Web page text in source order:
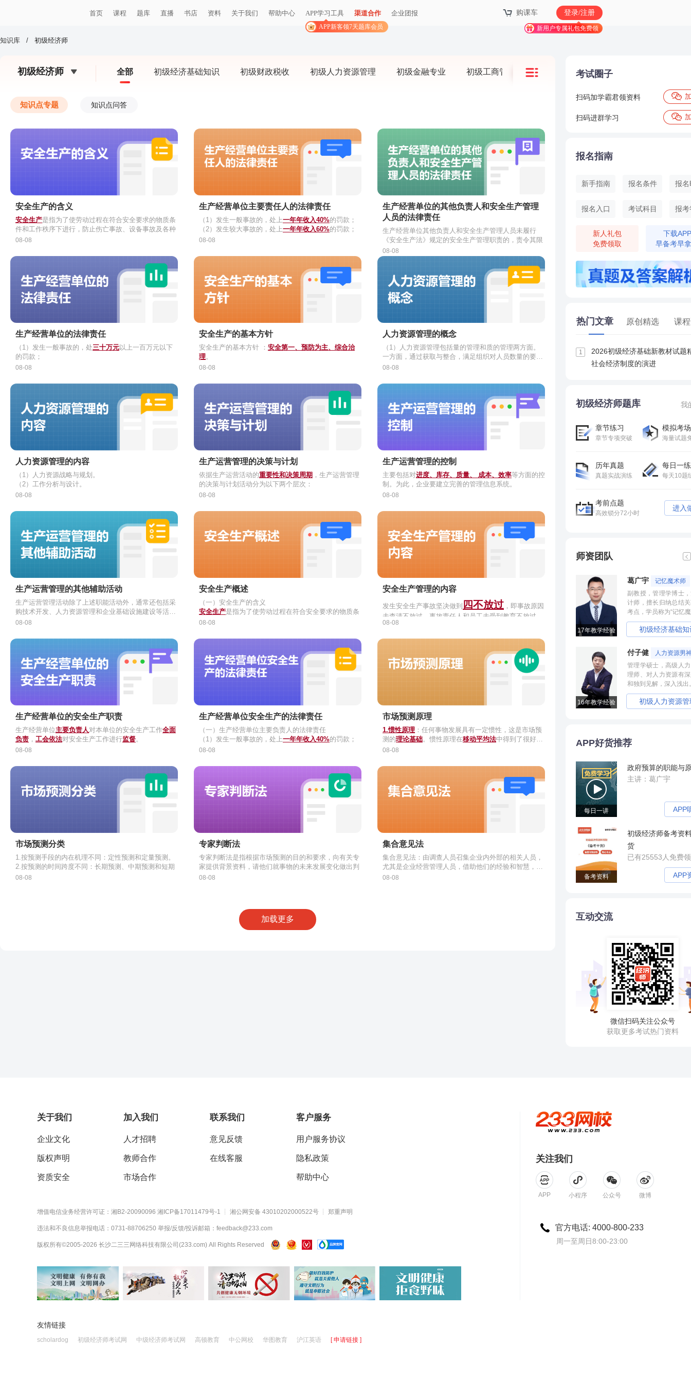
首页 课程 题库 直播 书店 资料 关于我们 帮助中心 APP学习工具
APP新客领7天题库会员
渠道合作 企业团报 购课车 登录/注册
新用户专属礼包免费领
知识库 / 初级经济师
初级经济师 全部 初级经济基础知识 初级财政税收 初级人力资源管理 初级金融专业 初级工商管理
知识点专题 知识点问答
安全生产的含义
安全生产是指为了使劳动过程在符合安全要求的物质条
件和工作秩序下进行，防止伤亡事故、设备事故及各种
灾害的发生，保障劳动者的安全和健康，生产、劳动过
它既包括对劳动者的保护，也包括对生产、财物、环境
08-08
生产经营单位主要责任人的法律责任
（1）发生一般事故的，处上一年年收入40%的罚款；
（2）发生较大事故的，处上一年年收入60%的罚款；
（3）发生重大事故的，处上
款。
08-08
生产经营单位的其他负责人和安全生产管理
人员的法律责任
生产经营单位其他负责人和安全生产管理人员未履行
《安全生产法》规定的安全生产管理职责的，责令其限
期改正，处以
导致发生生产安全事故的，暂停或者吊销其与安全生产
20%以上50%以下的罚
款。
构成犯罪的，依照刑法有关规定追究其刑事责任。
08-08
生产经营单位的法律责任
（1）发生一般事故的，处三十万元以上一百万元以下
的罚款；
（2）发生较大事故的，处
（3）发生重大事故的，处二百万元以上一千万元以下
（4）发生特别重大事故的，处一千万元
以上二千万元
以下的罚款；情节特别严重、影响特别恶劣的，可按照
上述罚款数额的二倍以上五倍以下对其罚款
08-08
安全生产的基本方针
安全生产的基本方针 ： 安全第一、预防为主、综合治
理。
08-08
人力资源管理的概念
（1）人力资源管理包括量的管理和质的管理两方面。
一方面，通过获取与整合，满足组织对人员数量的要
求；另一方面，通过对人的思想、心理和行为进行有效
（2）人力资源管理要做到人事相宜。
励、调控和开发，通过这一过程完成求才、用才、育
才、激才、护才、留才的整个管理过程，这也是人力资
源管理的六大基本任务。
08-08
人力资源管理的内容
（1）人力资源战略与规划。
（2）工作分析与设计。
（3）员工招聘与录用。
（5）绩效管理。
（7）劳动关系管理。
（8）国际人力资源管理。
（9）人力资源研究。
08-08
生产运营管理的决策与计划
依据生产运营活动的重要性和决策周期 ，生产运营管理
的决策与计划活动分为以下两个层次：
第一层次为
定企业产品（服务）决策、厂址选定、长期产能规划、
企业规模、价值链设计、运营模式产品制造方式等。
第二层次为战术层生产运营决策与计划。具体包括运营
流程的设计与改造、设施布置、自制或外包等决策，以
08-08
生产运营管理的控制
主要包括对进度、库存、质量、 成本、效率等方面的控
制。为此，企业要建立完善的管理信息系统。
08-08
生产运营管理的其他辅助活动
生产运营管理活动除了上述职能活动外，通常还包括采
购技术开发、人力资源管理和企业基础设施建设等活
动。
08-08
安全生产概述
（一）安全生产的含义
安全生产是指为了使劳动过程在符合安全要求的物质条
件和工作秩序下进行，防止伤亡事故、设备事故及各种
程的正常进行，而采取的各种措施和从事的一切活动。
生产、财物、环境
的保护。
（二）安全生产的
②长期性：只要生产不停，就不能懈怠安全生产工作。
：运用科学手段、工具去预防、发现和解决安
全生产问题。
④群众性：需发动和依靠群众做工作。
（三）安全生产的基本方针 ：安全第一、预防为主、综
08-08
安全生产管理的内容
发生安全生产事故坚决做到 四不放过，即事故原因
未查清不放过、事故责任人和员工未受到教育不放过、
防范措施未建立不放过、责任人未受到处理不放过。
08-08
生产经营单位的安全生产职责
生产经营单位主要负责人对本单位的安全生产工作全面
负责 ， 工会依法对安全生产工作进行监督。
08-08
生产经营单位安全生产的法律责任
（一）生产经营单位主要负责人的法律责任
（1）发生一般事故的，处上一年年收入40%的罚款；
（2）发生较大事故的，处上
（4）发生特别重大事故的，处上一年年收入100%的罚
（二）生产经营单位的其他负责人和安全生产管理人员
生产经营单位其他负责人和安全生产管理人员未履行
《安全生产法》规定的安全生产管理职责的，责令其限
期改正，处以一万元以上三万元以下的罚款。
导致发生生产安全事故的，暂停或者吊销其与安全生产
构成犯罪的，依照刑法有关规定追究其刑事责任。
（三）生产经营单位的法律责任
以上一百万元以下
的罚款；
（2）发生较大事故的，处
以上二百万元以下
以上一千万元以下
（4）发生特别重大事故的，处一千万元
以下的罚款；情节特别严重、影响特别恶劣的，可按照
上述罚款数额的二倍以上五倍以下对其罚款
08-08
市场预测原理
1.惯性原理 ：任何事物发展具有一定惯性，这是市场预
测的理论基础。惯性原理在移动平均法中得到了很好的
运用。
2.因果原理
发展趋势等方面客观上存在着相似之处。类推原理在趋
：通过抽样设计和调查等科学方法来确定某
种市场情况发生的可能性 概率原理 的有效运用。
08-08
市场预测分类
1.按预测手段的内在机理不同：定性预测和定量预测。
2.按预测的时间跨度不同：长期预测、中期预测和短期
预测。
08-08
专家判断法
专家判断法是指根据市场预测的目的和要求，向有关专
家提供背景资料，请他们就事物的未来发展变化做出判
断的方法。专家判断法在具体应用中有两种常见形式：
形式，对市场未来趋势、企业发展前景等作出判断，在
专家分析判断基础上，综合专家们的预测意见，进行市
场预测的方法。
（2）优点
：①由于参加会议的人数有限，因此代表性
不充分；②受权威的影响较大，容易压制不同意见的发
表；③易受表达能力的影响，而使一些有价值的意见未
1）头脑风暴法：也称为非交锋式会议法，是指通过有
关专家之间的信息交流，引起思维共振，产生组合效
应，从而形成创造性思维。
2）交锋式会议法：是与会专家围绕一个主题，各自发
表意见，并进行充分争论，最后达成共识，取得比较一
致的预测结论。
（3）混合式会议法：也称质疑式头脑风暴法。这种方
08-08
集合意见法
集合意见法：由调查人员召集企业内外部的相关人员，
尤其是企业经营管理人员，借助他们的经验和智慧，对
未来市场进行判断和预测的一种方法。常用的集合意见
08-08
加载更多
考试圈子
扫码加学霸君领资料
扫码进群学习
报名指南
新手指南 报名条件 报名
报名入口 考试科目 报考
新人礼包
免费领取
下载APP
早备考早
热门文章 原创精选 课
1
2026初级经济基础新教材试题
社会经济制度的演进
初级经济师题库 我
章节练习
章节专项突破
模拟考场
海量试题
历年真题
真题实战演练
每日一练
每天10题
考前点题
高效锁分72小时
进入
师资团队
17年教学经验
葛广宇
记忆魔术师
副教授，管理学博士
计师，擅长归纳总结
考点，学员称为“记忆
初级经济基础知
16年教学经验
付子健
人力资源男
管理学硕士，高级人
理师、对人力资源有
和独到见解，深入浅出
初级人力资源管
APP好货推荐
每日一讲
政府预算的职能与
主讲：葛广宇
APP
备考资料
初级经济师备考资
货
已有25553人免费
APP
互动交流
微信扫码关注公众号
获取更多考试热门资料
关于我们
企业文化
版权声明
资质安全
加入我们
人才招聘
教师合作
市场合作
联系我们
意见反馈
在线客服
客户服务
用户服务协议
隐私政策
帮助中心
增值电信业务经营许可证：湘B2-20090096 湘ICP备17011479号-1 ┊ 湘公网安备 43010202000522号 ┊ 郑重声明
违法和不良信息举报电话：0731-88706250 举报/反馈/投诉邮箱：feedback@233.com
版权所有©2005-2026 长沙二三三网络科技有限公司(233.com) All Rights Reserved
关注我们
APP 小程序 公众号 微博
官方电话: 4000-800-233
周一至周日8:00-23:00
友情链接
scholardog 初级经济师考试网 中级经济师考试网 高顿教育 中公网校 华图教育 沪江英语 [ 申请链接 ]